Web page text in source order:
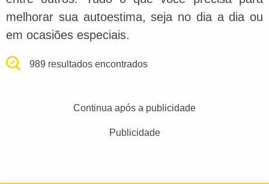
melhorar sua autoestima, seja no dia a dia ou
em ocasiões especiais.
989 resultados encontrados
Continua após a publicidade
Publicidade